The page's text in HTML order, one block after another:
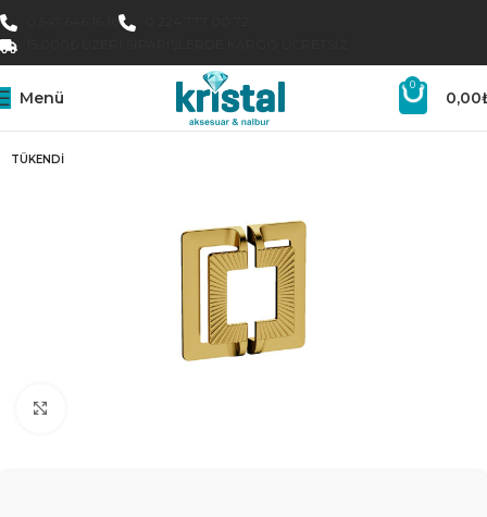
Menü
0
0,00
TÜKENDI